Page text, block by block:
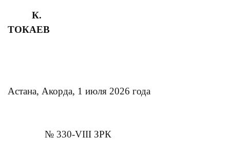
К.
ТОКАЕВ
Астана, Акорда, 1 июля 2026 года
№ 330-VІIІ ЗРК